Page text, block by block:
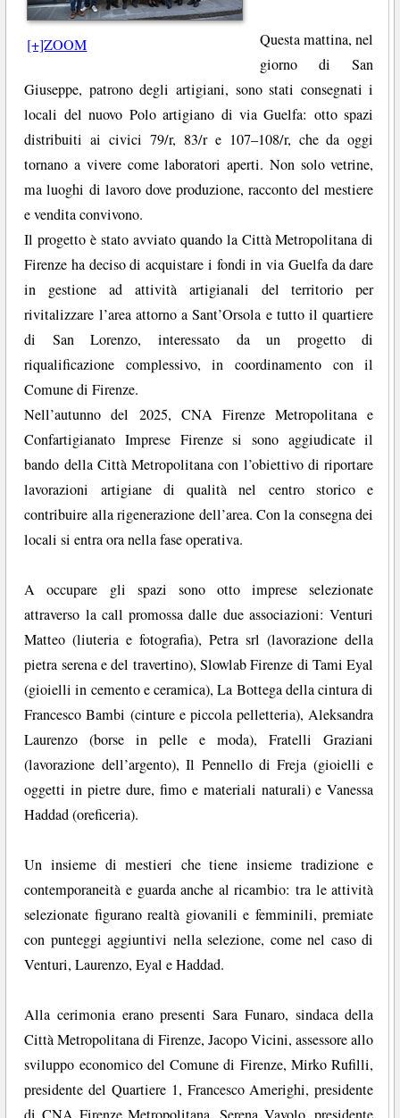
[+]ZOOM
Questa mattina, nel
giorno di San
Giuseppe, patrono degli artigiani, sono stati consegnati i
locali del nuovo Polo artigiano di via Guelfa: otto spazi
distribuiti ai civici 79/r, 83/r e 107–108/r, che da oggi
tornano a vivere come laboratori aperti. Non solo vetrine,
ma luoghi di lavoro dove produzione, racconto del mestiere
e vendita convivono.
Il progetto è stato avviato quando la Città Metropolitana di
Firenze ha deciso di acquistare i fondi in via Guelfa da dare
in gestione ad attività artigianali del territorio per
rivitalizzare l’area attorno a Sant’Orsola e tutto il quartiere
di San Lorenzo, interessato da un progetto di
riqualificazione complessivo, in coordinamento con il
Comune di Firenze.
Nell’autunno del 2025, CNA Firenze Metropolitana e
Confartigianato Imprese Firenze si sono aggiudicate il
bando della Città Metropolitana con l’obiettivo di riportare
lavorazioni artigiane di qualità nel centro storico e
contribuire alla rigenerazione dell’area. Con la consegna dei
locali si entra ora nella fase operativa.
A occupare gli spazi sono otto imprese selezionate
attraverso la call promossa dalle due associazioni: Venturi
Matteo (liuteria e fotografia), Petra srl (lavorazione della
pietra serena e del travertino), Slowlab Firenze di Tami Eyal
(gioielli in cemento e ceramica), La Bottega della cintura di
Francesco Bambi (cinture e piccola pelletteria), Aleksandra
Laurenzo (borse in pelle e moda), Fratelli Graziani
(lavorazione dell’argento), Il Pennello di Freja (gioielli e
oggetti in pietre dure, fimo e materiali naturali) e Vanessa
Haddad (oreficeria).
Un insieme di mestieri che tiene insieme tradizione e
contemporaneità e guarda anche al ricambio: tra le attività
selezionate figurano realtà giovanili e femminili, premiate
con punteggi aggiuntivi nella selezione, come nel caso di
Venturi, Laurenzo, Eyal e Haddad.
Alla cerimonia erano presenti Sara Funaro, sindaca della
Città Metropolitana di Firenze, Jacopo Vicini, assessore allo
sviluppo economico del Comune di Firenze, Mirko Rufilli,
presidente del Quartiere 1, Francesco Amerighi, presidente